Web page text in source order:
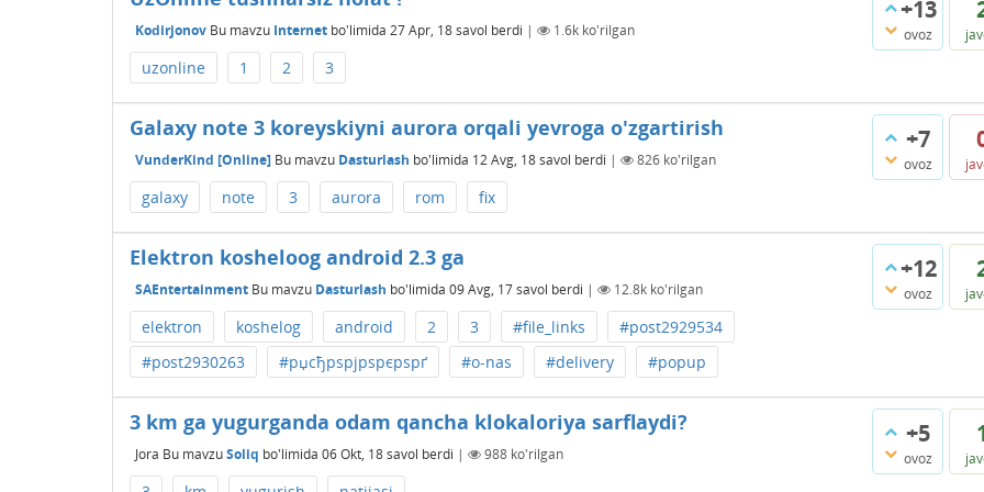
+13
ovoz
Kodirjonov Bu mavzu Internet bo'limida 27 Apr, 18savol berdi | 1.6k ko'rilgan
uzonline 1 2 3
+7
ovoz
Galaxy note 3 koreyskiyni aurora orqali yevroga o'zgartirish
VunderKind [Online] Bu mavzu Dasturlash bo'limida 12 Avg, 18savol berdi | 826 ko'rilgan
galaxy note 3 aurora rom fix
+12
ovoz
Elektron kosheloog android 2.3 ga
SAEntertainment Bu mavzu Dasturlash bo'limida 09 Avg, 17savol berdi | 12.8k ko'rilgan
elektron koshelog android 2 3 #file_links
#post2929534
#post2930263
#рџсђрѕрјрѕрєрѕрґ #o-nas #delivery #popup
+5
ovoz
3 km ga yugurganda odam qancha klokaloriya sarflaydi?
Jora Bu mavzuSoliq bo'limida 06 Okt, 18savol berdi | 988 ko'rilgan